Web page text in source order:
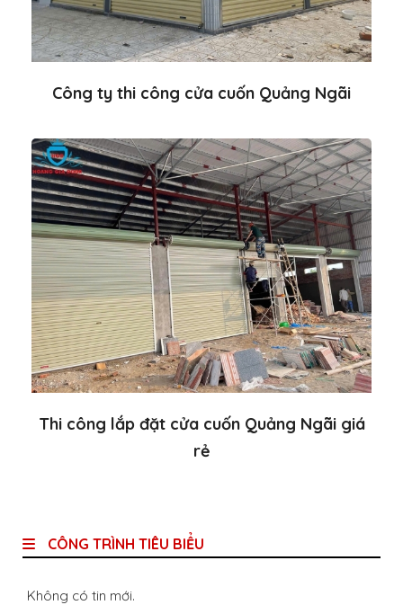
Công ty thi công cửa cuốn Quảng Ngãi
Thi công lắp đặt cửa cuốn Quảng Ngãi giá
rẻ
CÔNG TRÌNH TIÊU BIỂU
Không có tin mới.